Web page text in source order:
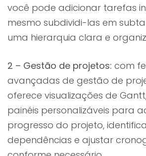
você pode adicionar tarefas
mesmo subdividi-las em
uma hierarquia clara e
2 – Gestão de projetos: com
avançadas de gestão de
oferece visualizações de
painéis personalizáveis para
progresso do projeto,
dependências e ajustar